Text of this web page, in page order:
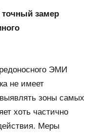
замер
ЭМИ
не имеет
зоны самых
хоть частично
Меры